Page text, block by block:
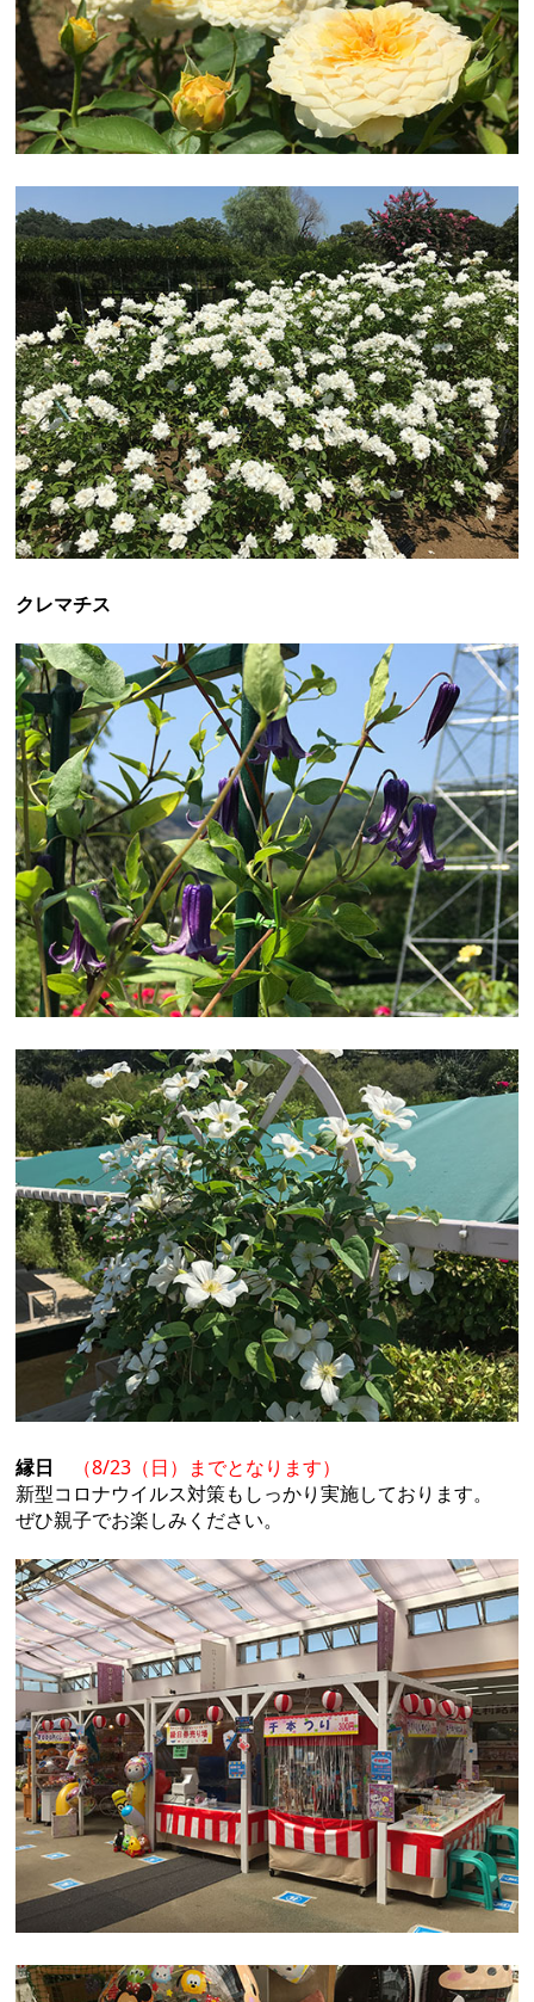
クレマチス
縁日 （8/23（日）までとなります）
新型コロナウイルス対策もしっかり実施しております。
ぜひ親子でお楽しみください。